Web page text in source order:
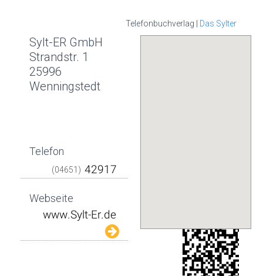
Telefonbuchverlag | Das Sylter
Sylt-ER GmbH
Strandstr. 1
25996
Wenningstedt
Telefon
(04651)
Webseite